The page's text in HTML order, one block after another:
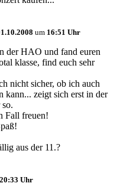
um 16:51 Uhr
der HAO und fand euren
klasse, find euch sehr
nicht sicher, ob ich auch
kann... zeigt sich erst in der
Fall freuen!
aus der 11.?
20:33 Uhr